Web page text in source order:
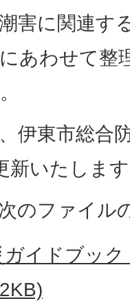
害に関連す
あわせて整
伊東市総合
新いたしま
のファイル
イドブッ